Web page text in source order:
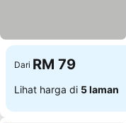
Dari RM 79
Lihat harga di 5 laman